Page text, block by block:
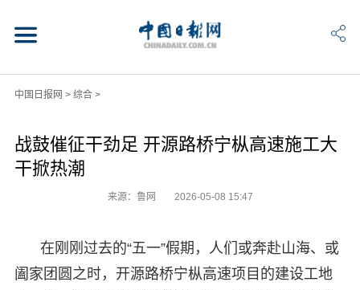
中国日报网 > 综合>
战鼓催征干劲足 开源路桥宁枞高速施工大
干掀热潮
来源：鲁网 2026-05-08 15:47
在刚刚过去的“五一”假期，人们或奔赴山海、或
阖家团圆之时，开源路桥宁枞高速项目的建设工地